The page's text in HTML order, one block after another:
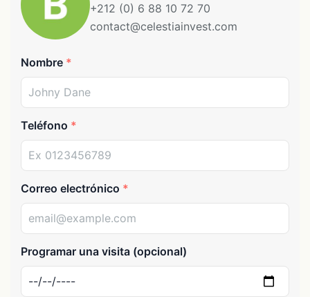
+212 (0) 6 88 10 72 70
contact@celestiainvest.com
Nombre
Teléfono
Correo electrónico
Programar una visita (opcional)